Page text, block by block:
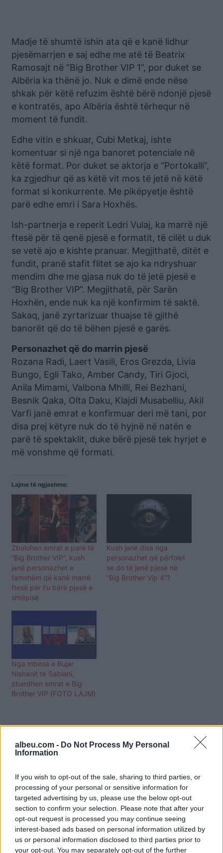
albeu.com - Do Not Process My Personal
Information
If you wish to opt-out of the sale, sharing to third parties, or
processing of your personal or sensitive information for
targeted advertising by us, please use the below opt-out
section to confirm your selection. Please note that after your
opt-out request is processed you may continue seeing
interest-based ads based on personal information utilized by
us or personal information disclosed to third parties prior to
your opt-out. You may separately opt-out of the further
Madje të shumtë ishin ata që e kanë lidhur
pjesëmarrjen e saj edhe me atë të Beatrix
Ramosajt në “Big Brother VIP 1”, por duket se
Albëria ka thënë jo. Nuk e dimë ende nëse
shkak për këtë refuzim është bërë ndonjë pjesë
e kontratës, apo Albëria është tërhequr në
moment të fundit.
Edhe vitin e shkuar, Cubi Metkaj, ishte
komentuar si një nga banoret potenciale në
këtë format. Por duket se aktorja e “Portokalli”,
ka zgjedhur që as këtë vit mos të jetë në këtë
format si konkurrente. Me pikëpyetje është
parë edhe emri i Sara Hoxhës.
Ish-partnerja e reperit Ledri Vulaj, ka marrë një
ftesë për të qenë pjesë e formatit, të cilët u duk
se vetë ajo e kishte pranuar. Megjithatë, ditët e
fundit, pranë stafit flitet se ajo ka ndryshuar
mendim dhe me gjasa nuk do të jetë pjesë e
“Big Brother VIP”. Megjithatë, për Sarën
Hoxhën, ende nuk ka një konfirmim të saktë.
Sakaq, janë zyrtarizuar thuajse të gjithë
banorët që do të bëhen pjesë e garës.
Personazhet që do marrin pjesë
Rozana Radi, Laert Vasili, Eros Grezda, Livia
Bungo, Egli Tako, Amber Candy, Tiri Gjoci,
Anila Mimami, Valbona Mhilli, Rei Bezhani,
Besnik Qaka, Olta Daku, Klajdi Musabelliu, Akil
Varfi janë emrat e konfirmuar deri më tani, por
disa prej këtyre nuk do të hyjnë në natën e
parë të spektaklit, duke bërë pjesë tek hyrjet e
më vonshme që formati.
Lajme të ngjashme:
Zbulohen emrat e parë të
“Big Brother VIP”, kush
janë personazhet e
famshëm që kanë marrë
ftesë për t’u bërë pjesë e
shtëpisë
Kush janë disa nga
personazhet që përfolet
se do të jenë pjesë në
“Big Brother Vip 4”?
Nga mbesa e Bujar
Nishanit te Sabiani,
zbardhen emrat e Big
Brother VIP (FOTO LAJM)